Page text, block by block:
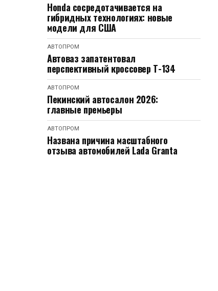
Honda сосредотачивается на
гибридных технологиях: новые
модели для США
АВТОПРОМ
Автоваз запатентовал
перспективный кроссовер Т-134
АВТОПРОМ
Пекинский автосалон 2026:
главные премьеры
АВТОПРОМ
Названа причина масштабного
отзыва автомобилей Lada Granta